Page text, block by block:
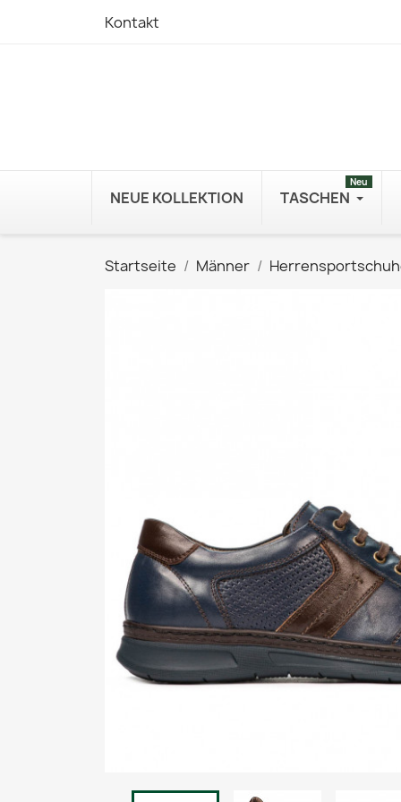
Kontakt
NEUE KOLLEKTION TASCHEN
Neu
Startseite Männer